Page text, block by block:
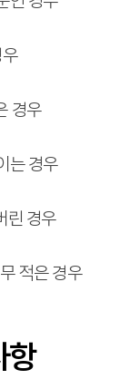
경우
는 경우
린 경우
적은 경우
항